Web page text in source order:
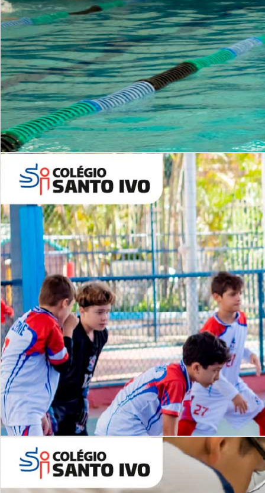
Período Integral | Saiba mais
Desafios | Saiba mais
INSTITUCIONAL
Lista de vídeos
NOSSOCANAL